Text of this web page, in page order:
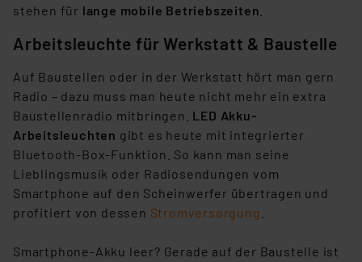
stehen für lange mobile Betriebszeiten
Arbeitsleuchte für Werkstatt & Baustelle
Auf Baustellen oder in der Werkstatt hört man gern
Radio – dazu muss man heute nicht mehr ein extra
Baustellenradio mitbringen. LED Akku-
Arbeitsleuchten gibt es heute mit integrierter
Bluetooth-Box-Funktion. So kann man seine
Lieblingsmusik oder Radiosendungen vom
Smartphone auf den Scheinwerfer übertragen und
profitiert von dessen Stromversorgung
Smartphone-Akku leer? Gerade auf der Baustelle ist